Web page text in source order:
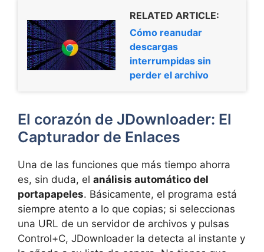
RELATED ARTICLE:
Cómo reanudar
descargas
interrumpidas sin
perder el archivo
El corazón de JDownloader: El
Capturador de Enlaces
Una de las funciones que más tiempo ahorra
es, sin duda, el análisis automático del
portapapeles. Básicamente, el programa está
siempre atento a lo que copias; si seleccionas
una URL de un servidor de archivos y pulsas
Control+C, JDownloader la detecta al instante y